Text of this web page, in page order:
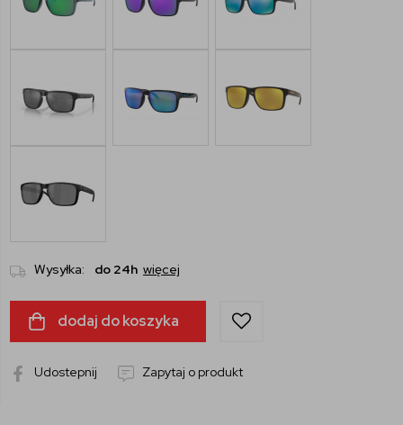
Wysyłka: do 24h więcej
dodaj do koszyka
Udostepnij Zapytaj o produkt